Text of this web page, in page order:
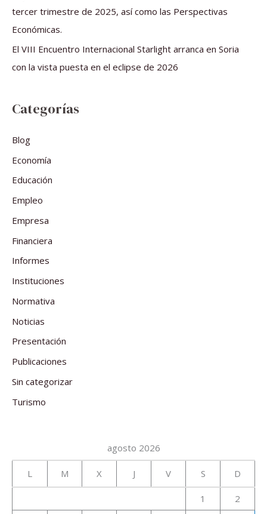
tercer trimestre de 2025, así como las Perspectivas
Económicas.
El VIII Encuentro Internacional Starlight arranca en Soria
con la vista puesta en el eclipse de 2026
Categorías
Blog
Economía
Educación
Empleo
Empresa
Financiera
Informes
Instituciones
Normativa
Noticias
Presentación
Publicaciones
Sin categorizar
Turismo
agosto 2026
L M X J V S D
1
2